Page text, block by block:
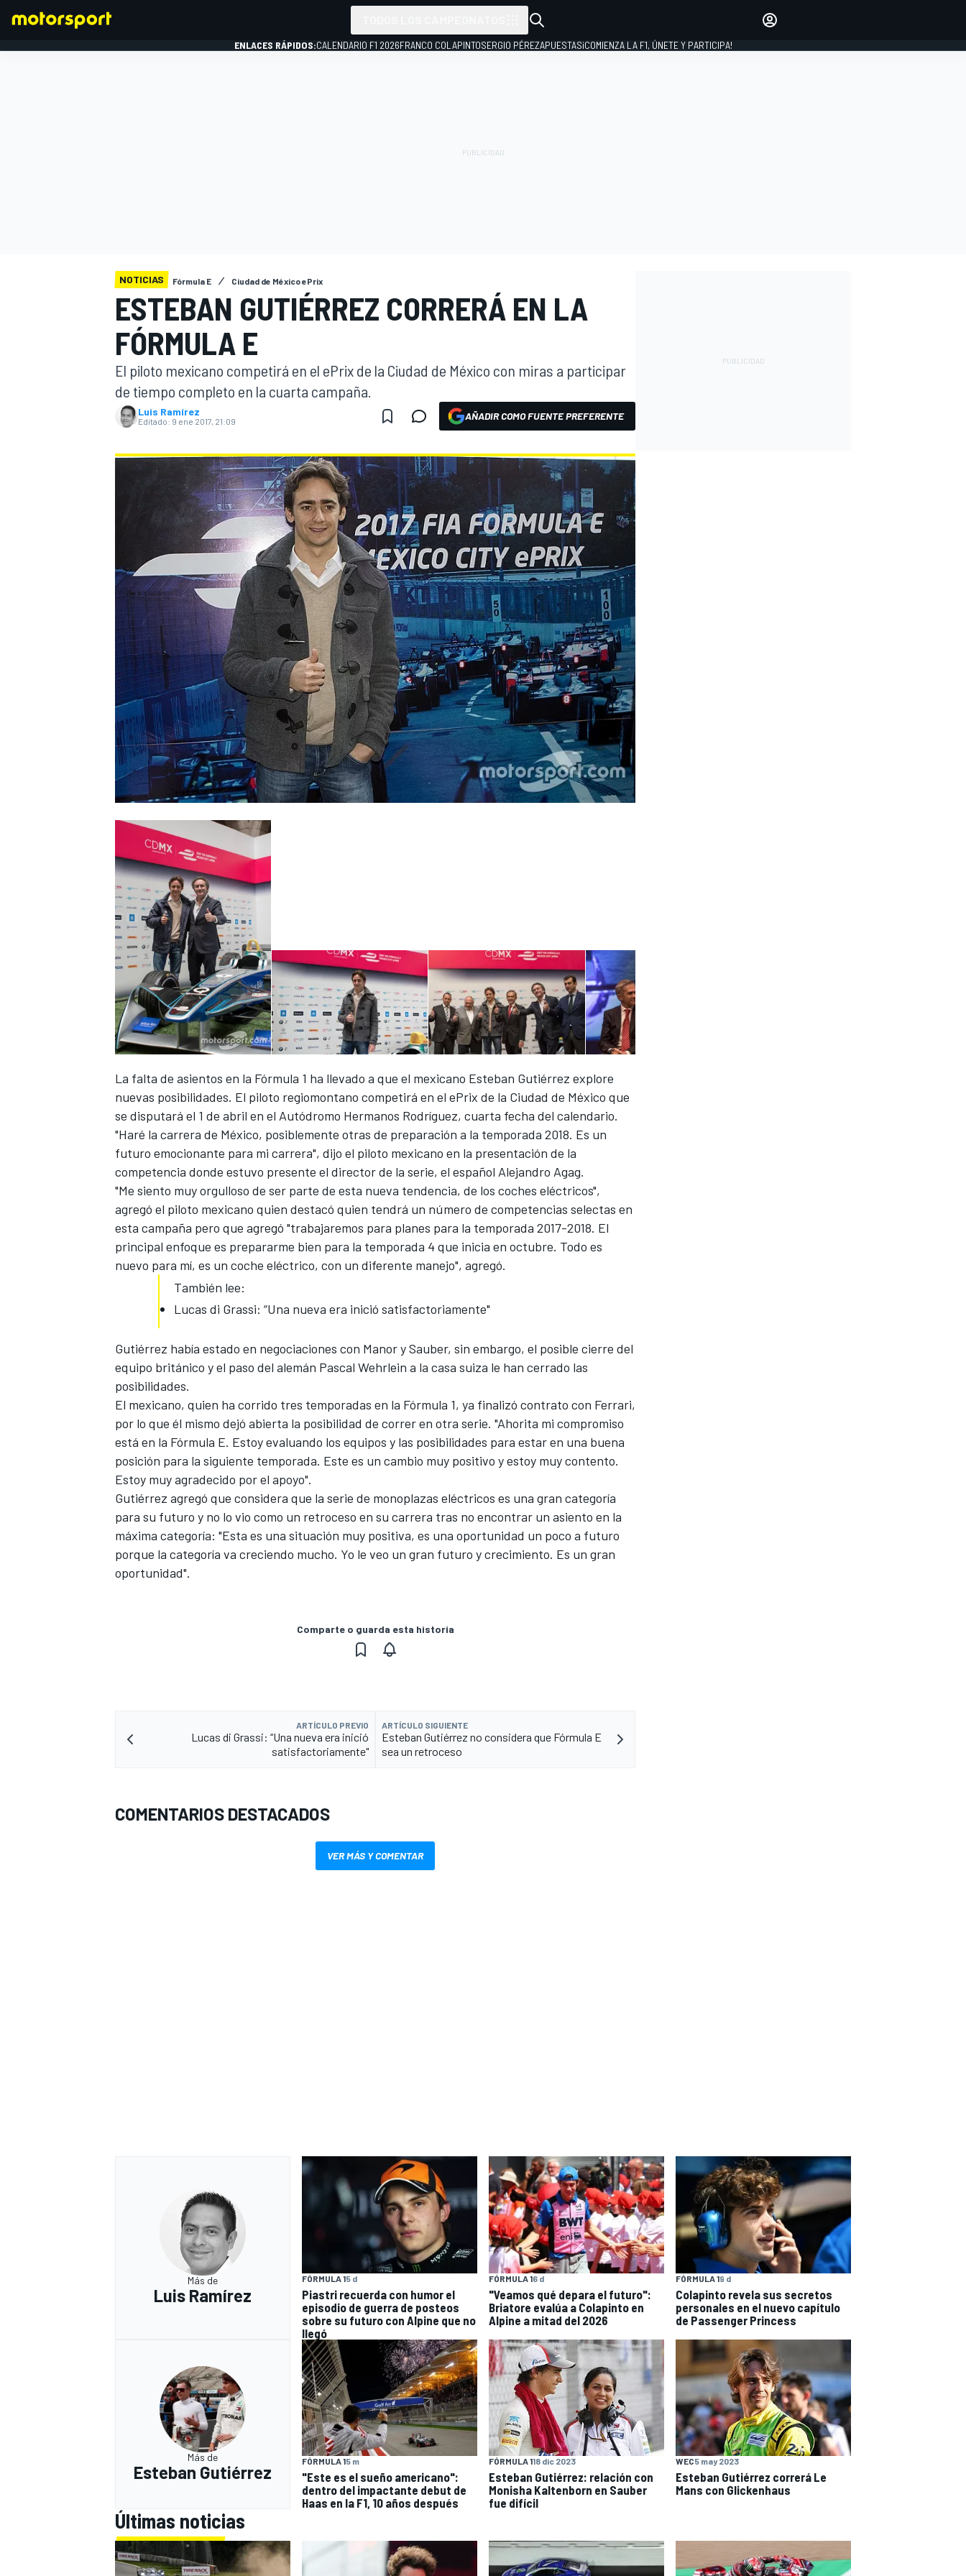
INDYCAR
MOTOGP
NASCAR CUP
FÓRMULA E
WRC
MÁS CATEGORÍAS
INICIAR SESIÓN
ENLACES RÁPIDOS:CALENDARIO F1 2026FRANCO COLAPINTOSERGIO PÉREZAPUESTAS¡COMIENZA LA F1, ÚNETE Y PARTICIPA!
NOTICIAS Fórmula E Ciudad de México ePrix
ESTEBAN GUTIÉRREZ CORRERÁ EN LA
FÓRMULA E
El piloto mexicano competirá en el ePrix de la Ciudad de México con miras a participar
de tiempo completo en la cuarta campaña.
Luis Ramírez
Editado: 9 ene 2017, 21:09 AÑADIR COMO FUENTE PREFERENTE
La falta de asientos en la Fórmula 1 ha llevado a que el mexicano Esteban Gutiérrez explore
nuevas posibilidades. El piloto regiomontano competirá en el ePrix de la Ciudad de México que
se disputará el 1 de abril en el Autódromo Hermanos Rodríguez, cuarta fecha del calendario.
"Haré la carrera de México, posiblemente otras de preparación a la temporada 2018. Es un
futuro emocionante para mi carrera", dijo el piloto mexicano en la presentación de la
competencia donde estuvo presente el director de la serie, el español Alejandro Agag.
"Me siento muy orgulloso de ser parte de esta nueva tendencia, de los coches eléctricos",
agregó el piloto mexicano quien destacó quien tendrá un número de competencias selectas en
esta campaña pero que agregó "trabajaremos para planes para la temporada 2017-2018. El
principal enfoque es prepararme bien para la temporada 4 que inicia en octubre. Todo es
nuevo para mí, es un coche eléctrico, con un diferente manejo", agregó.
También lee:
Lucas di Grassi: “Una nueva era inició satisfactoriamente"
Gutiérrez había estado en negociaciones con Manor y Sauber, sin embargo, el posible cierre del
equipo británico y el paso del alemán Pascal Wehrlein a la casa suiza le han cerrado las
posibilidades.
El mexicano, quien ha corrido tres temporadas en la Fórmula 1, ya finalizó contrato con Ferrari,
por lo que él mismo dejó abierta la posibilidad de correr en otra serie. "Ahorita mi compromiso
está en la Fórmula E. Estoy evaluando los equipos y las posibilidades para estar en una buena
posición para la siguiente temporada. Este es un cambio muy positivo y estoy muy contento.
Estoy muy agradecido por el apoyo".
Gutiérrez agregó que considera que la serie de monoplazas eléctricos es una gran categoría
para su futuro y no lo vio como un retroceso en su carrera tras no encontrar un asiento en la
máxima categoría: "Esta es una situación muy positiva, es una oportunidad un poco a futuro
porque la categoría va creciendo mucho. Yo le veo un gran futuro y crecimiento. Es un gran
oportunidad".
Comparte o guarda esta historia
ARTÍCULO PREVIO
Lucas di Grassi: “Una nueva era inició
satisfactoriamente"
ARTÍCULO SIGUIENTE
Esteban Gutiérrez no considera que Fórmula E
sea un retroceso
COMENTARIOS DESTACADOS
VER MÁS Y COMENTAR
Más de
Luis Ramírez
FÓRMULA 15 d
Piastri recuerda con humor el
episodio de guerra de posteos
sobre su futuro con Alpine que no
llegó
FÓRMULA 16 d
"Veamos qué depara el futuro":
Briatore evalúa a Colapinto en
Alpine a mitad del 2026
FÓRMULA 19 d
Colapinto revela sus secretos
personales en el nuevo capítulo
de Passenger Princess
Más de
Esteban Gutiérrez
FÓRMULA 15 m
"Este es el sueño americano":
dentro del impactante debut de
Haas en la F1, 10 años después
FÓRMULA 118 dic 2023
Esteban Gutiérrez: relación con
Monisha Kaltenborn en Sauber
fue difícil
WEC5 may 2023
Esteban Gutiérrez correrá Le
Mans con Glickenhaus
Últimas noticias